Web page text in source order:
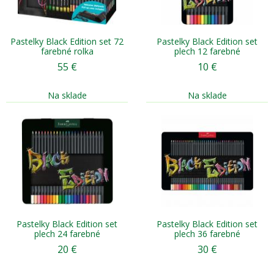
Pastelky Black Edition set 72
farebné rolka
55 €
Na sklade
Pastelky Black Edition set
plech 12 farebné
10 €
Na sklade
Pastelky Black Edition set
plech 24 farebné
20 €
Pastelky Black Edition set
plech 36 farebné
30 €